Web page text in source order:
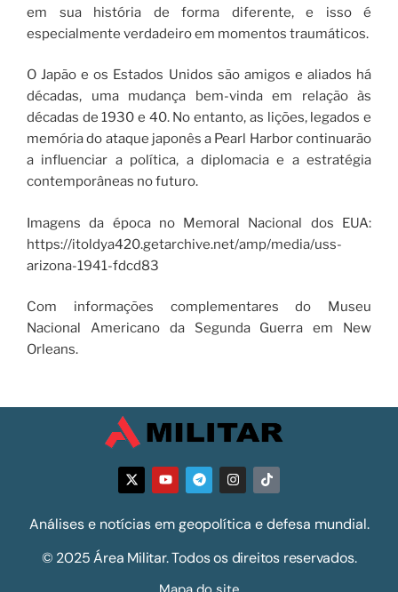
em sua história de forma diferente, e isso é
especialmente verdadeiro em momentos traumáticos.
O Japão e os Estados Unidos são amigos e aliados há
décadas, uma mudança bem-vinda em relação às
décadas de 1930 e 40. No entanto, as lições, legados e
memória do ataque japonês a Pearl Harbor continuarão
a influenciar a política, a diplomacia e a estratégia
contemporâneas no futuro.
Imagens da época no Memoral Nacional dos EUA:
https://itoldya420.getarchive.net/amp/media/uss-
arizona-1941-fdcd83
Com informações complementares do Museu
Nacional Americano da Segunda Guerra em New
Orleans.
Análises e notícias em geopolítica e defesa mundial.
© 2025 Área Militar. Todos os direitos reservados.